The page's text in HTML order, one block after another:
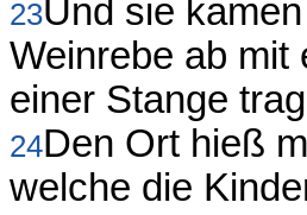
23Und sie
Weinrebe ab mit
einer Stange
24Den Ort hieß
welche die